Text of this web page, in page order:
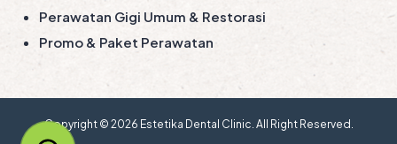
Perawatan Gigi Umum & Restorasi
Promo & Paket Perawatan
Copyright © 2026 Estetika Dental Clinic . All Right Reserved.